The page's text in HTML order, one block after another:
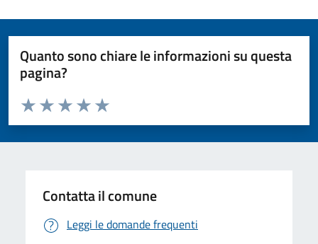
Quanto sono chiare le informazioni su questa
pagina?
Valuta da 1 a 5 stelle la pagina
Valuta 5 stelle su 5
Valuta 4 stelle su 5
Valuta 3 stelle su 5
Valuta 2 stelle su 5
Valuta 1 stelle su 5
Contatta il comune
Leggi le domande frequenti